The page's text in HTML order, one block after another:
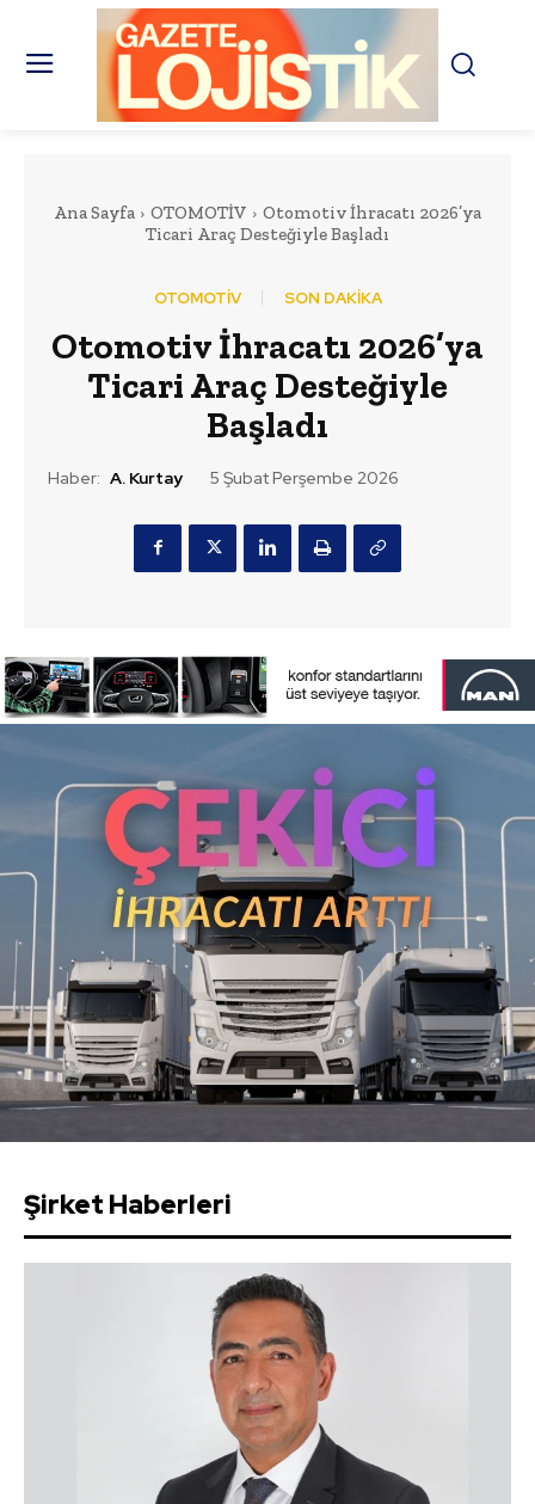
Ana Sayfa OTOMOTİV
Otomotiv İhracatı 2026’ya
Ticari Araç Desteğiyle Başladı
OTOMOTİV SON DAKİKA
Otomotiv İhracatı 2026’ya
Ticari Araç Desteğiyle
Başladı
Haber: A. Kurtay 5 Şubat Perşembe 2026
Şirket Haberleri